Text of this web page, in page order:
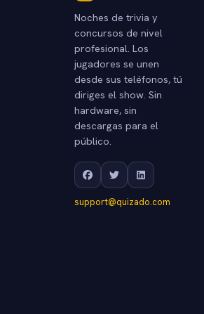
Noches de trivia y
concursos de nivel
profesional. Los
jugadores se unen
desde sus teléfonos, tú
diriges el show. Sin
hardware, sin
descargas para el
público.
support@quizado.com